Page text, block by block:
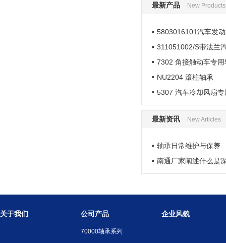
最新产品 New Products
5803016101汽车发
311051002/S带法兰
7302 角接触动车专用
NU2204 滚柱轴承
5307 汽车冷却风扇
最新资讯 New Articles
轴承日常维护与保养
南通厂家阐述什么是
关于我们 公司产品
70000轴承系列
企业风貌